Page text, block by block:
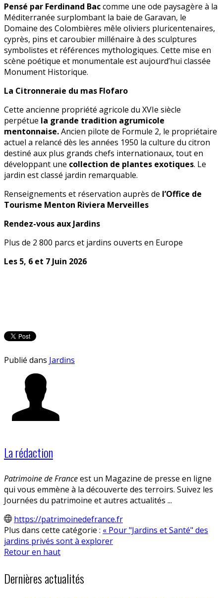
Pensé par Ferdinand Baccomme une ode paysagère à la
Méditerranée surplombant la baie de Garavan, le
Domaine des Colombières mêle oliviers pluricentenaires,
cyprès, pins et caroubier millénaire à des sculptures
symbolistes et références mythologiques. Cette mise en
scène poétique et monumentale est aujourd’hui classée
Monument Historique.
La Citronneraie du mas Flofaro
Cette ancienne propriété agricole du XVIe siècle
perpétue la grande tradition agrumicole
mentonnaise.Ancien pilote de Formule 2, le propriétaire
actuel a relancé dès les années 1950 la culture du citron
destiné aux plus grands chefs internationaux, tout en
développant une collection de plantes exotiques. Le
jardin est classé jardin remarquable.
Renseignements et réservation auprès de l’Office de
Tourisme Menton Riviera Merveilles
Rendez-vous aux Jardins
Plus de 2 800 parcs et jardins ouverts en Europe
Les 5, 6 et 7 Juin 2026
Publié dans Jardins
La rédaction
Patrimoine de Franceest un Magazine de presse en ligne
qui vous emmène à la découverte des terroirs. Suivez les
Journées du patrimoine et autres actualités ...
https://patrimoinedefrance.fr
Plus dans cette catégorie : « Pour "Jardins et Santé" des
jardins privés sont à explorer
Retour en haut
Dernières actualités